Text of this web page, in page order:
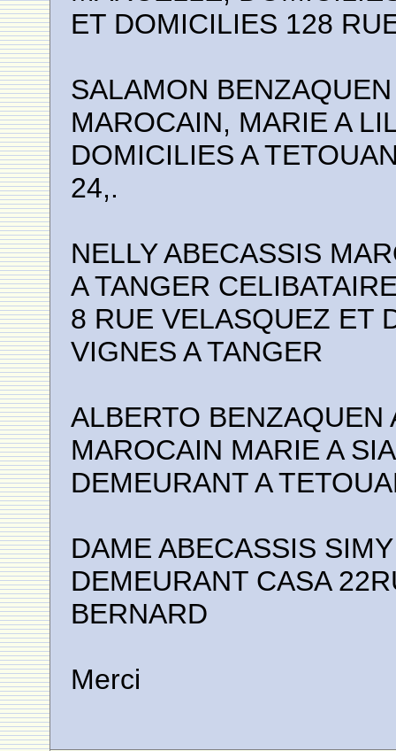
ET DOMICILIES 128
SALAMON
MAROCAIN, MARIE A
DOMICILIES A
24,.
NELLY ABECASSIS
A TANGER
8 RUE VELASQUEZ ET
VIGNES A TANGER
ALBERTO
MAROCAIN MARIE A
DEMEURANT A
DAME ABECASSIS
DEMEURANT CASA
BERNARD
Merci